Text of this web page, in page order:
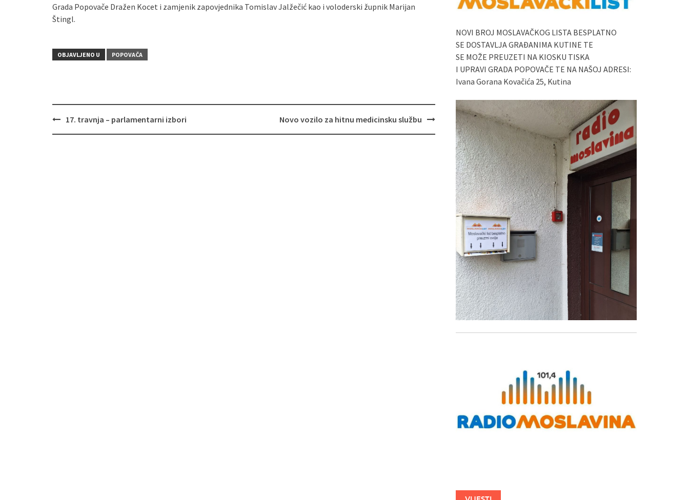
Grada Popovače Dražen Kocet i zamjenik zapovjednika Tomislav Jalžečić kao i voloderski župnik Marijan
Štingl.
OBJAVLJENO U POPOVAČA
17. travnja – parlamentarni izbori Novo vozilo za hitnu medicinsku službu
NOVI BROJ MOSLAVAČKOG LISTA BESPLATNO
SE DOSTAVLJA GRAĐANIMA KUTINE TE
SE MOŽE PREUZETI NA KIOSKU TISKA
I UPRAVI GRADA POPOVAČE TE NA NAŠOJ ADRESI:
Ivana Gorana Kovačića 25, Kutina